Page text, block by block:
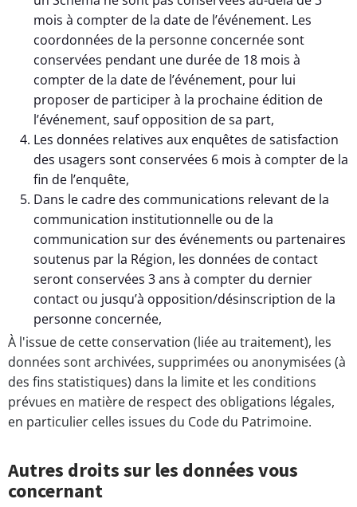
mois à compter de la date de l’événement. Les
coordonnées de la personne concernée sont
conservées pendant une durée de 18 mois à
compter de la date de l’événement, pour lui
proposer de participer à la prochaine édition de
l’événement, sauf opposition de sa part,
Les données relatives aux enquêtes de satisfaction
des usagers sont conservées 6 mois à compter de la
fin de l’enquête,
Dans le cadre des communications relevant de la
communication institutionnelle ou de la
communication sur des événements ou partenaires
soutenus par la Région, les données de contact
seront conservées 3 ans à compter du dernier
contact ou jusqu’à opposition/désinscription de la
personne concernée,
À l'issue de cette conservation (liée au traitement), les
données sont archivées, supprimées ou anonymisées (à
des fins statistiques) dans la limite et les conditions
prévues en matière de respect des obligations légales,
en particulier celles issues du Code du Patrimoine.
Autres droits sur les données vous
concernant